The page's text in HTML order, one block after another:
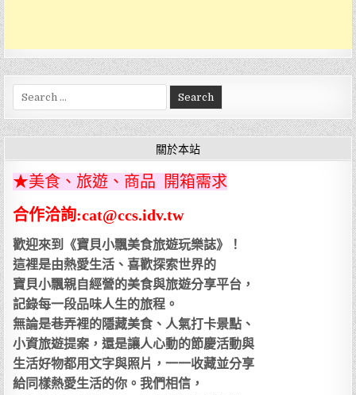
for:
關於本站
★美食、旅遊、商品 開箱需求
合作洽詢:cat@ccs.idv.tw
歡迎來到《寶貝小飄美食旅遊玩樂誌》！
這裡是由熱愛生活、喜歡探索世界的
寶貝小飄親自經營的美食與旅遊分享平台，
記錄每一段品味人生的旅程。
無論是巷弄裡的隱藏美食、人氣打卡景點、
小資旅遊提案，還是讓人心動的節慶活動與
生活好物都用文字與照片，一一收藏並分享
給同樣熱愛生活的你。我們相信，